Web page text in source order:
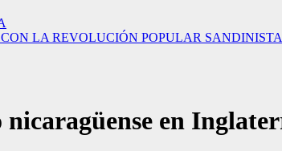
LA REVOLUCIÓN POPULAR SANDINISTA
en